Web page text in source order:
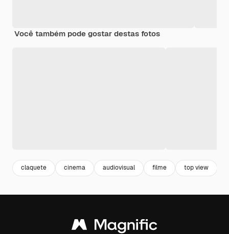
Você também pode gostar destas fotos
claquete cinema audiovisual filme top view